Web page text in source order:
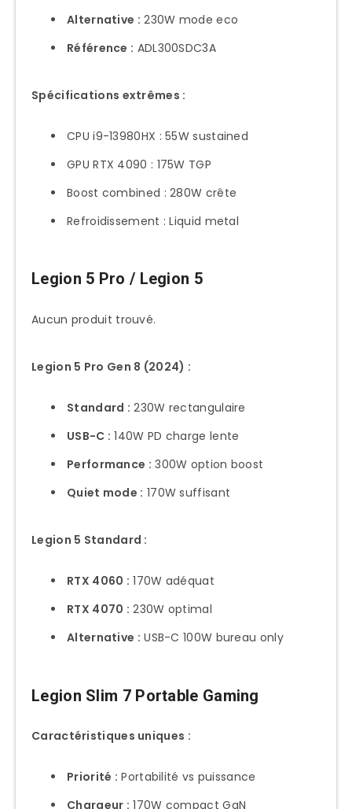
Alternative : 230W mode eco
Référence : ADL300SDC3A
Spécifications extrêmes :
CPU i9-13980HX : 55W sustained
GPU RTX 4090 : 175W TGP
Boost combined : 280W crête
Refroidissement : Liquid metal
Legion 5 Pro / Legion 5
Aucun produit trouvé.
Legion 5 Pro Gen 8 (2024) :
Standard : 230W rectangulaire
USB-C : 140W PD charge lente
Performance : 300W option boost
Quiet mode : 170W suffisant
Legion 5 Standard :
RTX 4060 : 170W adéquat
RTX 4070 : 230W optimal
Alternative : USB-C 100W bureau only
Legion Slim 7 Portable Gaming
Caractéristiques uniques :
Priorité : Portabilité vs puissance
Chargeur : 170W compact GaN